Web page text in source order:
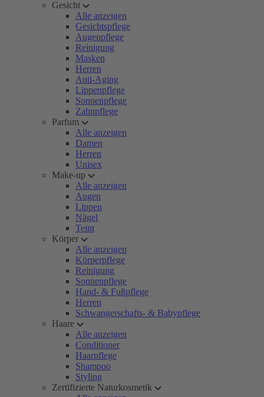
Gesicht
Alle anzeigen
Gesichtspflege
Augenpflege
Reinigung
Masken
Herren
Anti-Aging
Lippenpflege
Sonnenpflege
Zahnpflege
Parfum
Alle anzeigen
Damen
Herren
Unisex
Make-up
Alle anzeigen
Augen
Lippen
Nägel
Teint
Körper
Alle anzeigen
Körperpflege
Reinigung
Sonnenpflege
Hand- & Fußpflege
Herren
Schwangerschafts- & Babypflege
Haare
Alle anzeigen
Conditioner
Haarpflege
Shampoo
Styling
Zertifizierte Naturkosmetik